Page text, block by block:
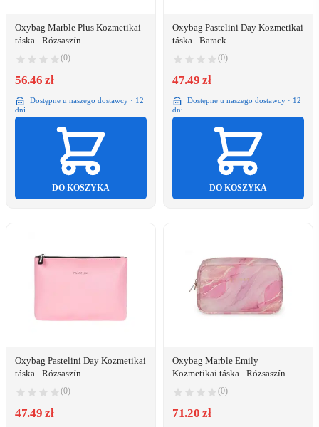
Oxybag Marble Plus Kozmetikai
táska - Rózsaszín
(0)
56.46 zł
Dostępne u naszego dostawcy · 12
dni
DO KOSZYKA
Oxybag Pastelini Day Kozmetikai
táska - Barack
(0)
47.49 zł
Dostępne u naszego dostawcy · 12
dni
DO KOSZYKA
Oxybag Pastelini Day Kozmetikai
táska - Rózsaszín
(0)
47.49 zł
Oxybag Marble Emily
Kozmetikai táska - Rózsaszín
(0)
71.20 zł